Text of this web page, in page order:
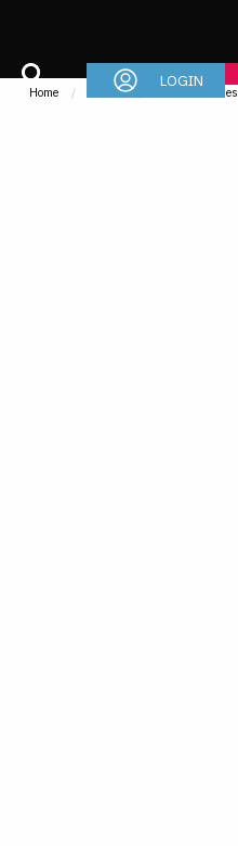
LOGIN
Home Im Job News & Stories